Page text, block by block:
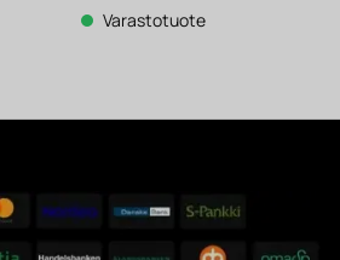
106 €.
Varastotuote